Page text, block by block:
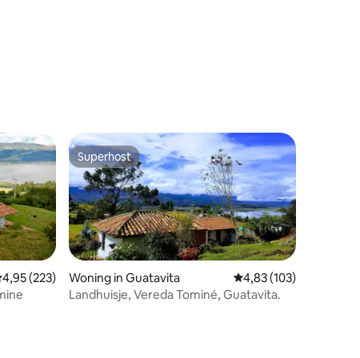
beoordeling van 4,95 op 5, 223 recensies
4,95 (223)
Superhost
Superhost
Woning in Guatavita Gemiddelde
4,83 (103)
Landhuisje, Vereda Tominé, Guatavita.